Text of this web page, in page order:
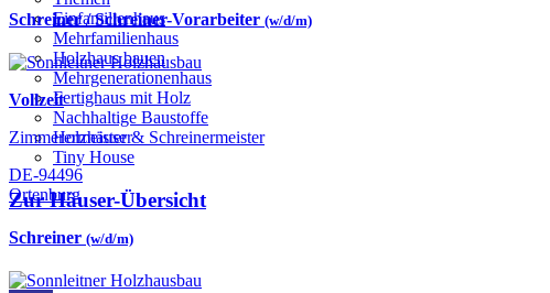
Einfamilienhaus
Mehrfamilienhaus
Holzhaus bauen
Mehrgenerationenhaus
Fertighaus mit Holz
Nachhaltige Baustoffe
Holzhäuser
Tiny House
Zur Häuser-Übersicht
Schreiner / Schreiner-Vorarbeiter (w/d/m)
Vollzeit
Zimmerermeister & Schreinermeister
DE-94496
Ortenburg
Schreiner (w/d/m)